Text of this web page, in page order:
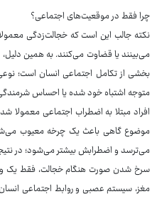
چرا فقط در موقعیت‌های اجتماعی؟
نکته جالب این است که خجالت‌زدگی
می‌بینند یا قضاوت می‌کنند. به همین
بخشی از تکامل اجتماعی انسان است؛
متوجه اشتباه خود شده یا احساس
افراد مبتلا به اضطراب اجتماعی
موضوع گاهی باعث یک چرخه معیوب
می‌ترسد و اضطرابش بیشتر می‌شود؛ در
سرخ شدن صورت هنگام خجالت، فقط یک
مغز، سیستم عصبی و روابط اجتماعی